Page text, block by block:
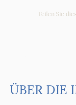
Teilen Sie
ÜBER DIE